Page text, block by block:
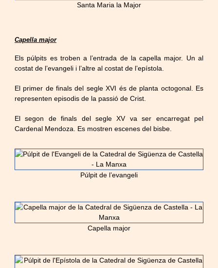
Santa Maria la Major
Capella major
Els púlpits es troben a l’entrada de la capella major. Un al
costat de l’evangeli i l’altre al costat de l’epístola.
El primer de finals del segle XVI és de planta octogonal. Es
representen episodis de la passió de Crist.
El segon de finals del segle XV va ser encarregat pel
Cardenal Mendoza. Es mostren escenes del bisbe.
Púlpit de l’evangeli
Capella major